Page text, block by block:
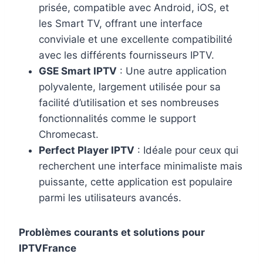
prisée, compatible avec Android, iOS, et
les Smart TV, offrant une interface
conviviale et une excellente compatibilité
avec les différents fournisseurs IPTV.
GSE Smart IPTV : Une autre application
polyvalente, largement utilisée pour sa
facilité d’utilisation et ses nombreuses
fonctionnalités comme le support
Chromecast.
Perfect Player IPTV : Idéale pour ceux qui
recherchent une interface minimaliste mais
puissante, cette application est populaire
parmi les utilisateurs avancés.
Problèmes courants et solutions pour
IPTVFrance